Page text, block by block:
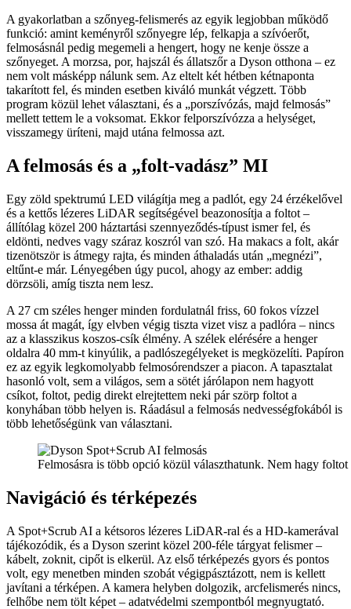
A gyakorlatban a szőnyeg-felismerés az egyik legjobban működő
funkció: amint keményről szőnyegre lép, felkapja a szívóerőt,
felmosásnál pedig megemeli a hengert, hogy ne kenje össze a
szőnyeget. A morzsa, por, hajszál és állatszőr a Dyson otthona – ez
nem volt másképp nálunk sem. Az eltelt két hétben kétnaponta
takarított fel, és minden esetben kiváló munkát végzett. Több
program közül lehet választani, és a „porszívózás, majd felmosás”
mellett tettem le a voksomat. Ekkor felporszívózza a helységet,
visszamegy üríteni, majd utána felmossa azt.
A felmosás és a „folt-vadász” MI
Egy zöld spektrumú LED világítja meg a padlót, egy 24 érzékelővel
és a kettős lézeres LiDAR segítségével beazonosítja a foltot –
állítólag közel 200 háztartási szennyeződés-típust ismer fel, és
eldönti, nedves vagy száraz koszról van szó. Ha makacs a folt, akár
tizenötször is átmegy rajta, és minden áthaladás után „megnézi”,
eltűnt-e már. Lényegében úgy pucol, ahogy az ember: addig
dörzsöli, amíg tiszta nem lesz.
A 27 cm széles henger minden fordulatnál friss, 60 fokos vízzel
mossa át magát, így elvben végig tiszta vizet visz a padlóra – nincs
az a klasszikus koszos-csík élmény. A szélek elérésére a henger
oldalra 40 mm-t kinyúlik, a padlószegélyeket is megközelíti. Papíron
ez az egyik legkomolyabb felmosórendszer a piacon. A tapasztalat
hasonló volt, sem a világos, sem a sötét járólapon nem hagyott
csíkot, foltot, pedig direkt elrejtettem neki pár szörp foltot a
konyhában több helyen is. Ráadásul a felmosás nedvességfokából is
több lehetőségünk van választani.
Felmosásra is több opció közül választhatunk. Nem hagy foltot
Navigáció és térképezés
A Spot+Scrub AI a kétsoros lézeres LiDAR-ral és a HD-kamerával
tájékozódik, és a Dyson szerint közel 200-féle tárgyat felismer –
kábelt, zoknit, cipőt is elkerül. Az első térképezés gyors és pontos
volt, egy menetben minden szobát végigpásztázott, nem is kellett
javítani a térképen. A kamera helyben dolgozik, arcfelismerés nincs,
felhőbe nem tölt képet – adatvédelmi szempontból megnyugtató.